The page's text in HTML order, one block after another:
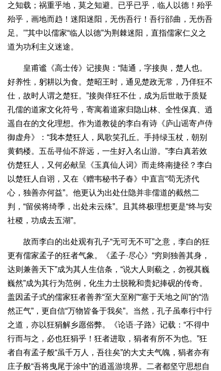
之知载；祸重乎地，莫之知避。已乎已乎，临人以德！殆乎
殆乎，画地而趋！迷阳迷阳，无伤吾行！吾行郤曲，无伤吾
足。’”其中以儒家“临人以德”为荆棘迷阳，直指儒家仁义之
道为功利主义迷途。
皇甫谧《高士传》记接舆：“陆通，字接舆，楚人也。
好养性，躬耕以为食。楚昭王时，通见楚政无常，乃佯狂不
仕，故时人谓之楚狂。”接舆佯狂不仕，成为后世敢于质疑
孔儒的道家文化符号，寄寓着道家归隐山林、全性保真、逍
遥自在的文化理想。作为道教徒的李白有诗《庐山谣寄卢侍
御虚舟》：“我本楚狂人，凤歌笑孔丘。手持绿玉杖，朝别
黄鹤楼。五岳寻仙不辞远，一生好入名山游。”李白真若效
仿楚狂人，又何必献呈《玉真仙人词》而走终南捷径？李白
以楚狂人自诩，又在《赠韦秘书子春》中直言“苟无济代
心，独善亦何益”。他更认为出处仕隐并非儒道的截然二
判，“留侯将绮季，出处未云殊”。且其终极理想更是“终与安
社稷，功成去五湖”。
故而李白的出处观有孔子“无可无不可”之意，李白的狂
更有儒家孟子的狂者气象。《孟子·尽心》“穷则独善其身，
达则兼善天下”成为其人生信条，“说大人则藐之，勿视其巍
巍然”成为其行为范例，化生力士脱靴和贵妃捧砚的传奇。
盖因孟子式的儒家狂者善养“至大至刚”“塞于天地之间”的“浩
然正气”，更自信“万物皆备于我矣”。当然，孔子虽奉行中行
之道，亦以狂狷解乡愿俗弊。《论语·子路》记载：“不得中
行而与之，必也狂狷乎！狂者进取，狷者有所不为也。”狂
者自有孟子般“虽千万人，吾往矣”的大丈夫气魄，狷者亦有
庄子般“吾将曳尾于涂中”的逍遥游境界。二者都坚守思想自